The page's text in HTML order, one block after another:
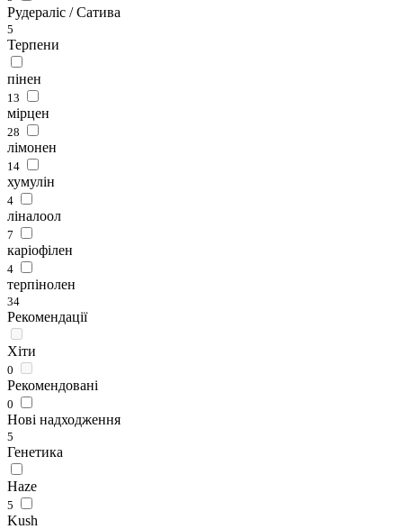
Рудераліс / Сатива
5
Терпени
пінен
13
мірцен
28
лімонен
14
хумулін
4
ліналоол
7
каріофілен
4
терпінолен
34
Рекомендації
Хіти
0
Рекомендовані
0
Нові надходження
5
Генетика
Haze
5
Kush